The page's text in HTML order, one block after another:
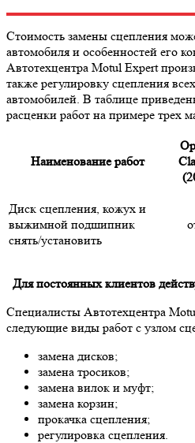
Стоимость замены сцепления
автомобиля и особенностей его
Автотехцентра Motul Expert
также регулировку сцепления
автомобилей. В таблице
расценки работ на примере трех
Наименование работ
Диск сцепления, кожух и
выжимной подшипник
снять/установить
Для постоянных клиентов
Специалисты Автотехцентра
следующие виды работ с узлом
замена дисков;
замена тросиков;
замена вилок и муфт;
замена корзин;
прокачка сцепления;
регулировка сцепления.